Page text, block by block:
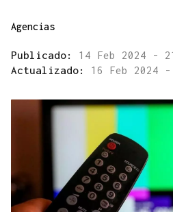
Agencias
Publicado: 14 Feb 2024 -
Actualizado: 16 Feb 2024